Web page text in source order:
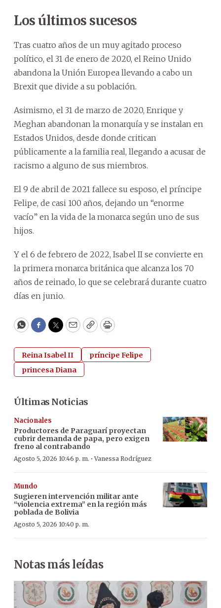
Los últimos sucesos
Tras cuatro años de un muy agitado proceso
político, el 31 de enero de 2020, el Reino Unido
abandona la Unión Europea llevando a cabo un
Brexit que divide a su población.
Asimismo, el 31 de marzo de 2020, Enrique y
Meghan abandonan la monarquía y se instalan en
Estados Unidos, desde donde critican
públicamente a la familia real, llegando a acusar de
racismo a alguno de sus miembros.
El 9 de abril de 2021 fallece su esposo, el príncipe
Felipe, de casi 100 años, dejando un “enorme
vacío” en la vida de la monarca según uno de sus
hijos.
Y el 6 de febrero de 2022, Isabel II se convierte en
la primera monarca británica que alcanza los 70
años de reinado, lo que se celebrará durante cuatro
días en junio.
WhatsApp
Facebook
Twitter
EmailCopyPrint
Reina Isabel II
príncipe Felipe
princesa Diana
Últimas Noticias
Nacionales
Productores de Paraguarí proyectan
cubrir demanda de papa, pero exigen
freno al contrabando
Agosto 5, 2026 10:46 p. m. ·Vanessa Rodríguez
Mundo
Sugieren intervención militar ante
“violencia extrema” en la región más
poblada de Bolivia
Agosto 5, 2026 10:40 p. m.
Notas más leídas